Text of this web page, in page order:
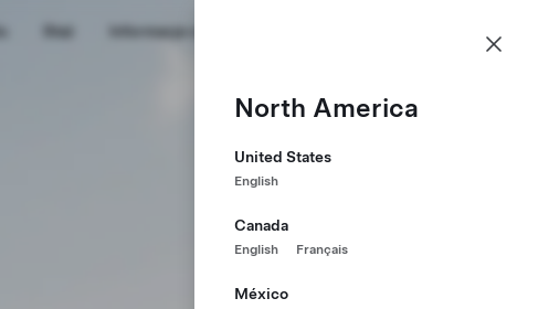
Staż Informacje o nas
North America
United States
English
Canada
English Français
México